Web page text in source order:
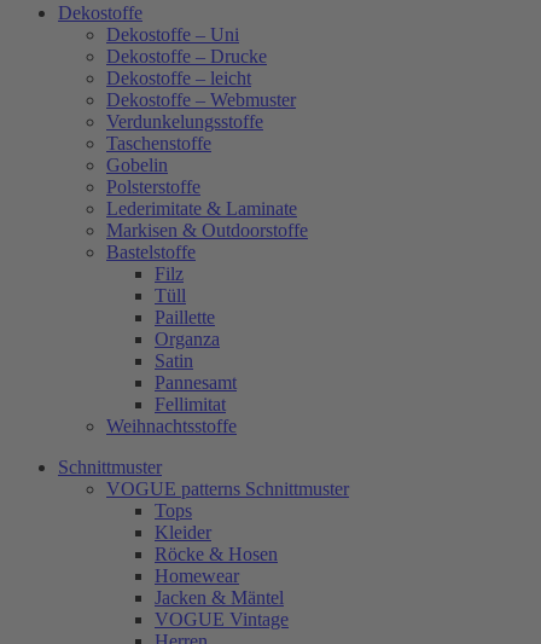
Dekostoffe
Dekostoffe – Uni
Dekostoffe – Drucke
Dekostoffe – leicht
Dekostoffe – Webmuster
Verdunkelungsstoffe
Taschenstoffe
Gobelin
Polsterstoffe
Lederimitate & Laminate
Markisen & Outdoorstoffe
Bastelstoffe
Filz
Tüll
Paillette
Organza
Satin
Pannesamt
Fellimitat
Weihnachtsstoffe
Schnittmuster
VOGUE patterns Schnittmuster
Tops
Kleider
Röcke & Hosen
Homewear
Jacken & Mäntel
VOGUE Vintage